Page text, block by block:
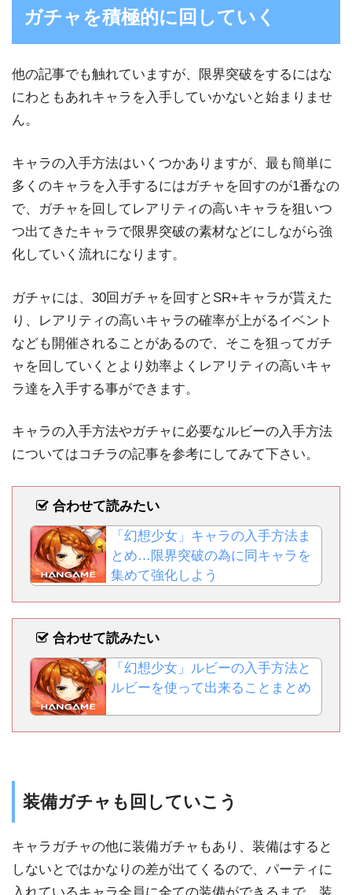
ガチャを積極的に回していく
他の記事でも触れていますが、限界突破をするにはな
にわともあれキャラを入手していかないと始まりませ
ん。
キャラの入手方法はいくつかありますが、最も簡単に
多くのキャラを入手するにはガチャを回すのが1番なの
で、ガチャを回してレアリティの高いキャラを狙いつ
つ出てきたキャラで限界突破の素材などにしながら強
化していく流れになります。
ガチャには、30回ガチャを回すとSR+キャラが貰えた
り、レアリティの高いキャラの確率が上がるイベント
なども開催されることがあるので、そこを狙ってガチ
ャを回していくとより効率よくレアリティの高いキャ
ラ達を入手する事ができます。
キャラの入手方法やガチャに必要なルビーの入手方法
についてはコチラの記事を参考にしてみて下さい。
合わせて読みたい
「幻想少女」キャラの入手方法ま
とめ…限界突破の為に同キャラを
集めて強化しよう
合わせて読みたい
「幻想少女」ルビーの入手方法と
ルビーを使って出来ることまとめ
装備ガチャも回していこう
キャラガチャの他に装備ガチャもあり、装備はすると
しないとではかなりの差が出てくるので、パーティに